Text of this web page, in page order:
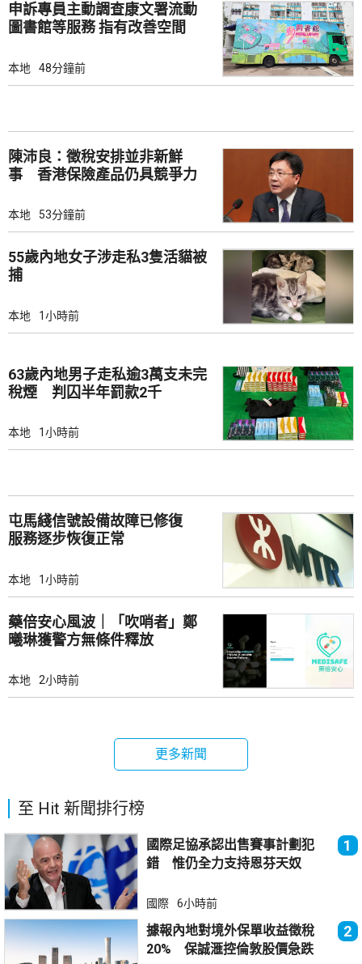
申訴專員主動調查康文署流動
圖書館等服務 指有改善空間
本地 48分鐘前
陳沛良：徵稅安排並非新鮮
事 香港保險產品仍具競爭力
本地 53分鐘前
55歲內地女子涉走私3隻活貓被
捕
本地 1小時前
63歲內地男子走私逾3萬支未完
稅煙 判囚半年罰款2千
本地 1小時前
屯馬綫信號設備故障已修復
服務逐步恢復正常
本地 1小時前
藥倍安心風波｜「吹哨者」鄭
曦琳獲警方無條件釋放
本地 2小時前
更多新聞
至 Hit 新聞排行榜
國際足協承認出售賽事計劃犯
錯 惟仍全力支持恩芬天奴
1
國際 6小時前
據報內地對境外保單收益徵稅
20% 保誠滙控倫敦股價急跌
2